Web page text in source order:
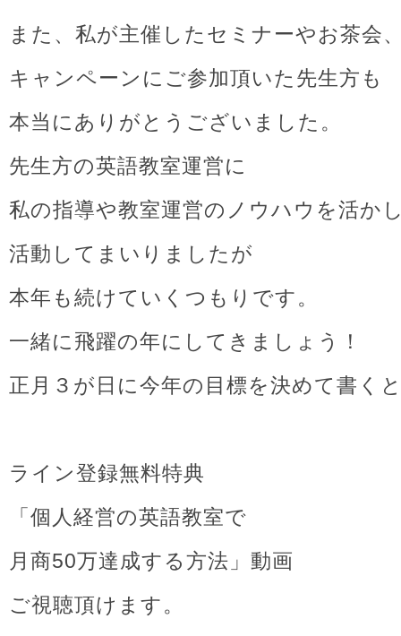
また、私が主催したセミナーやお茶会
キャンペーンにご参加頂いた先生方も
本当にありがとうございました。
先生方の英語教室運営に
私の指導や教室運営のノウハウを活か
活動してまいりましたが
本年も続けていくつもりです。
一緒に飛躍の年にしてきましょう！
正月３が日に今年の目標を決めて書く
ライン登録無料特典
「個人経営の英語教室で
月商50万達成する方法」動画
ご視聴頂けます。